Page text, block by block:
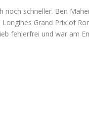
noch schneller. Ben
Grand Prix of
fehlerfrei und war am